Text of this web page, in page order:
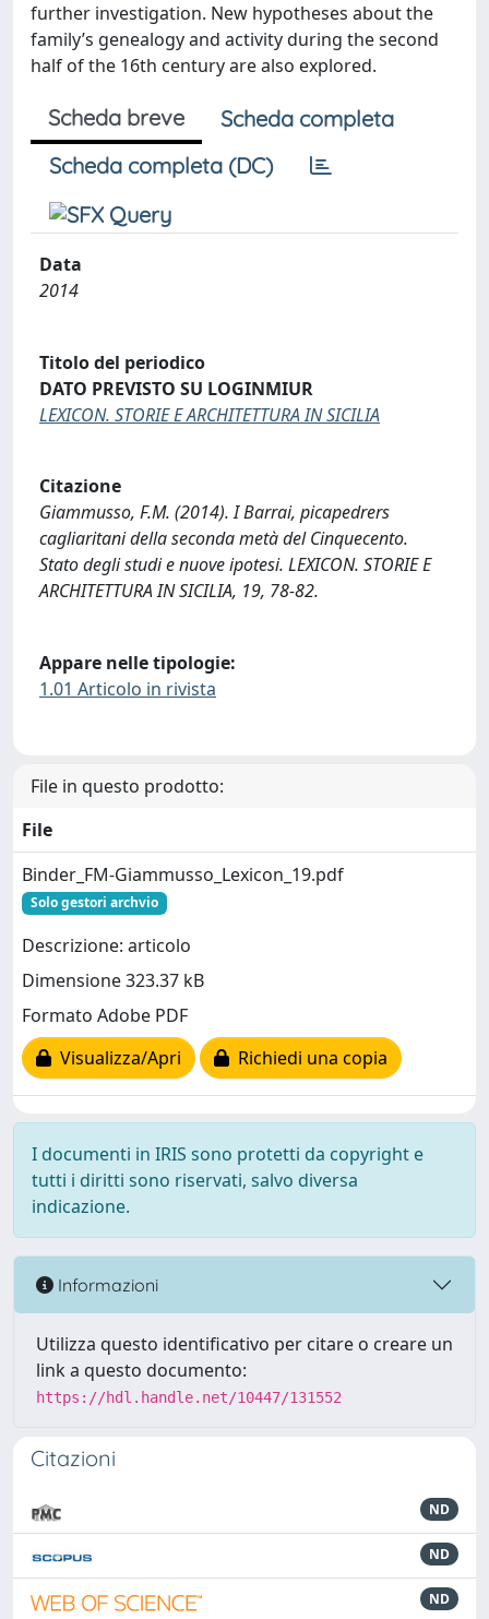
further investigation. New hypotheses about the
family’s genealogy and activity during the second
half of the 16th century are also explored.
Scheda breve
Scheda completa
Scheda completa (DC)
Data
2014
Titolo del periodico
DATO PREVISTO SU LOGINMIUR
LEXICON. STORIE E ARCHITETTURA IN SICILIA
Citazione
Giammusso, F.M. (2014). I Barrai, picapedrers
cagliaritani della seconda metà del Cinquecento.
Stato degli studi e nuove ipotesi. LEXICON. STORIE E
ARCHITETTURA IN SICILIA, 19, 78-82.
Appare nelle tipologie:
1.01 Articolo in rivista
File in questo prodotto:
File
Binder_FM-Giammusso_Lexicon_19.pdf
Solo gestori archvio
Descrizione: articolo
Dimensione 323.37 kB
Formato Adobe PDF
Visualizza/Apri
Richiedi una copia
I documenti in IRIS sono protetti da copyright e
tutti i diritti sono riservati, salvo diversa
indicazione.
Informazioni
Utilizza questo identificativo per citare o creare un
link a questo documento:
https://hdl.handle.net/10447/131552
Citazioni
ND
ND
ND